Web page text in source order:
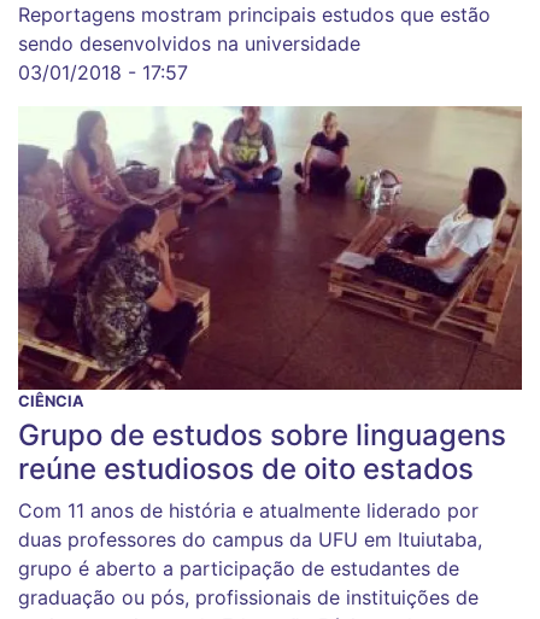
Reportagens mostram principais estudos que estão
sendo desenvolvidos na universidade
03/01/2018 - 17:57
CIÊNCIA
Grupo de estudos sobre linguagens
reúne estudiosos de oito estados
Com 11 anos de história e atualmente liderado por
duas professores do campus da UFU em Ituiutaba,
grupo é aberto a participação de estudantes de
graduação ou pós, profissionais de instituições de